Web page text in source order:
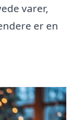
varer,
er en